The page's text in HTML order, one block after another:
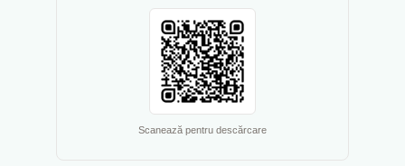
Scanează pentru descărcare